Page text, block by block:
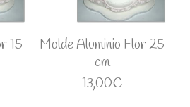
15
Molde Aluminio Flor 25
cm
13,00€